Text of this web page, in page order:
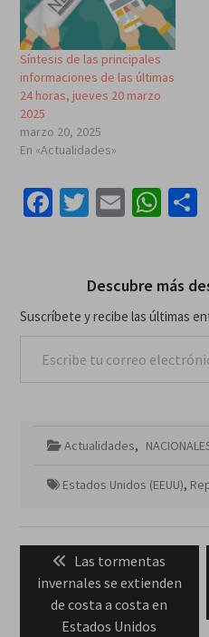
Síntesis de las principales
informaciones de las últimas
24 horas, jueves 20 marzo
2025
marzo 20, 2025
En «Actualidades»
Facebook
Twitter
Email
Descubre más
Suscríbete y recibe las últimas
Actualidades,
Estados Unidos (EEUU),
Navegación
entradas
Previous
post:
Las tormentas
invernales se extienden
de costa a costa en
Estados Unidos